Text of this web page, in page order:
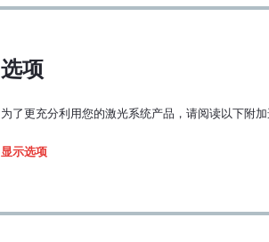
选项
为了更充分利用您的激光系统产品，请阅读以下附加
Driver type
显示选项